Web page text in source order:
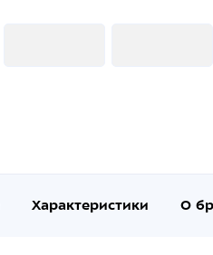
Характеристики О